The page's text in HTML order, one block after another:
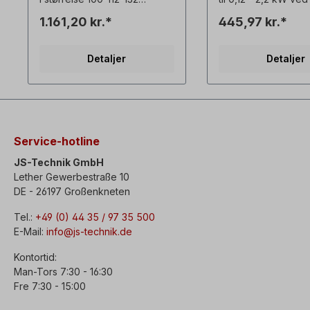
at forhindre dannelse af
1.161,20 kr.*
Detaljer
kabellængde ca.
koblingskapacitet 16
til +40°C- kravestik
445,97 kr.*
Detaljer
Service-hotline
JS-Technik GmbH
Lether Gewerbestraße 10
DE - 26197 Großenkneten
Tel.: +49 (0) 44 35 / 97 35 500
E-Mail: info@js-technik.de
Kontortid:
Man-Tors 7:30 - 16:30
Fre 7:30 - 15:00